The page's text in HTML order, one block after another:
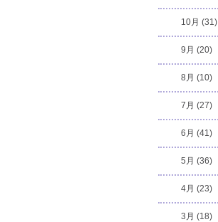
10月 (31)
9月 (20)
8月 (10)
7月 (27)
6月 (41)
5月 (36)
4月 (23)
3月 (18)